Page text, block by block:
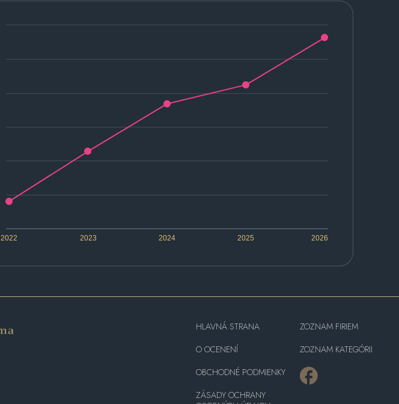
2022 2023 2024 2025 2026
HLAVNÁ STRANA
O OCENENÍ
OBCHODNÉ PODMIENKY
ZÁSADY OCHRANY
ZOZNAM FIRIEM
ZOZNAM KATEGÓRII